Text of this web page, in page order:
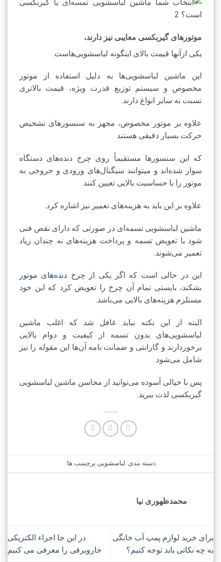
موتورهای گیربکسی معایبی نیز دارند،
یکی ازآنها قیمت بالای اینگونه لباسشویی‌هاست.
این ماشین لباسشویی‌ها به دلیل استفاده از موتور
مخصوص و سیستم توزیع قدرت ویژه، قیمت بالاتری
نسبت به سایر انواع دارند.
علاوه بر موتور مخصوص، مجهز به سنسورهای تشخیص
حرکت بسیار دقیقی هستند
که این سنسورها مستقیماً روی چرخ دنده‌های دستگاه
سوار شده‌اند و میتوانند سیگنال‌های ورودی و خروجی به
موتور را با حساسیت بالایی تعیین کنند.
علاوه بر این باید به هزینه‌های تعمیر نیز اشاره کرد.
ماشین لباسشویی تسمه‌ای در صورتی که دارای نقص فنی
شود با تعویض تسمه و پرداخت هزینه‌های نه چندان زیاد
تعمیر می‌شوند.
این در حالی است که اگر یکی از چرخ دنده‌های موتور
بشکند، بایستی تمام آن چرخ را تعویض کرد که این خود
مستلزم هزینه‌های بالایی می‌باشد.
البته از این نکته نباید غافل شد که اغلب ماشین
لباسشویی‌های بدون تسمه از کیفیت و دوام بالایی
برخوردارند و گارانتی و ضمانت نامه آن‌ها این مقوله را نیز
شامل می‌شود.
پس با خیالی آسوده می‌توانید از محاسن ماشین لباسشویی
گیربکسی لذت ببرید.
دسته بندی: لباسشویی برچسب ها:
محمدظهوری نیا
برای خرید لوازم پمپ آب خانگی
به چه نکاتی باید توجه کنیم؟
در این جا اجزاء الکتریکی
جاروبرقی را معرفی می کنیم